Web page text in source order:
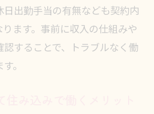
出勤手当の有無なども契約内
ます。事前に収入の仕組みや
することで、トラブルなく働
。